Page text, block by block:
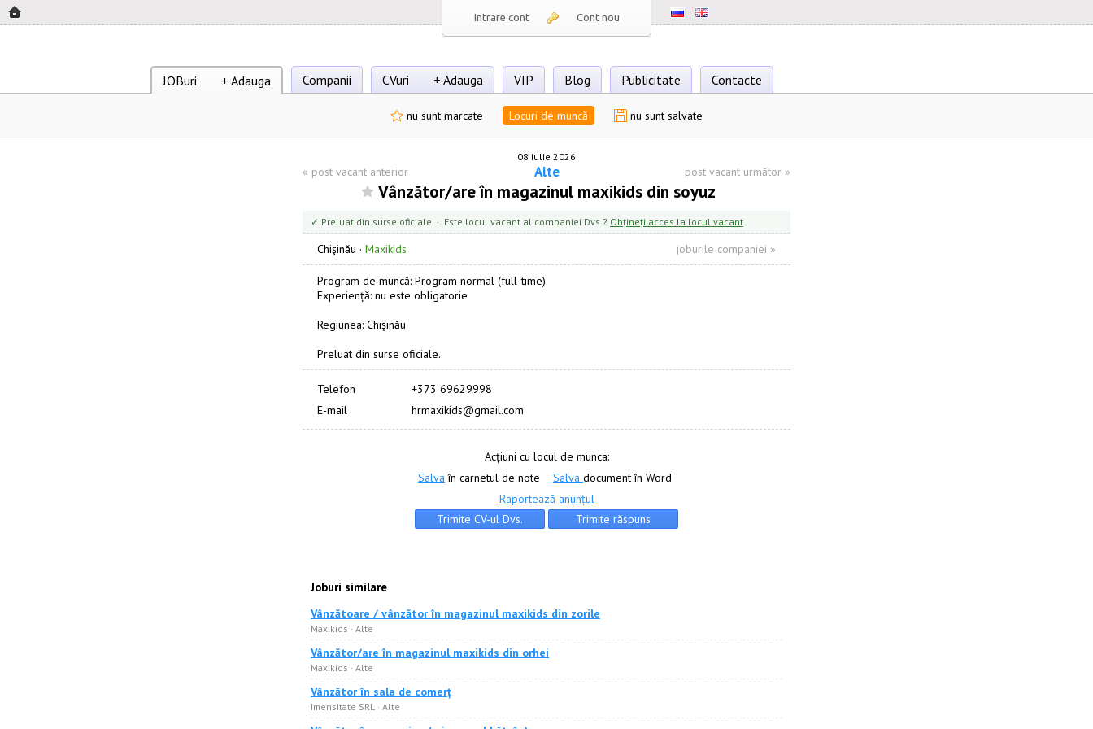
Intrare cont Cont nou
JOBuri + Adauga Companii CVuri + Adauga VIP Blog Publicitate Contacte
nu sunt marcate Locuri de muncă nu sunt salvate
08 iulie 2026
« post vacant anterior Alte post vacant următor »
Vânzător/are în magazinul maxikids din soyuz
✓ Preluat din surse oficiale · Este locul vacant al companiei Dvs.? Obțineți acces la locul vacant
Chişinău · Maxikids joburile companiei »
Program de muncă: Program normal (full-time)
Experiență: nu este obligatorie
Regiunea: Chişinău
Preluat din surse oficiale.
Telefon
+373 69629998
E-mail
hrmaxikids@gmail.com
Acțiuni cu locul de munca:
Salva în carnetul de note Salva document în Word
Raportează anunțul
Joburi similare
Vânzătoare / vânzător în magazinul maxikids din zorile
Maxikids · Alte
Vânzător/are în magazinul maxikids din orhei
Maxikids · Alte
Vânzător în sala de comerț
Imensitate SRL · Alte